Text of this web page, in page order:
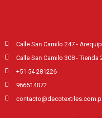
Calle San Camilo 247 -
Calle San Camilo 308 - Tienda
+51 54 281226
966514072